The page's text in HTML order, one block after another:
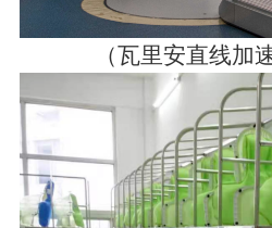
（瓦里安直线加